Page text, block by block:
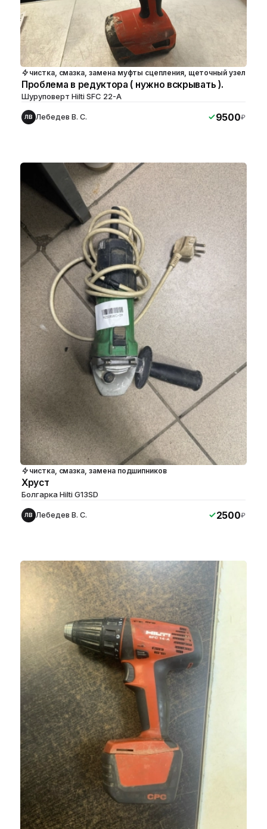
чистка, смазка, замена муфты сцепления, щеточный узел
Проблема в редуктора ( нужно вскрывать ).
Шуруповерт Hilti SFC 22-A
ЛВ Лебедев В. С. 9500₽
чистка, смазка, замена подшипников
Хруст
Болгарка Hilti G13SD
ЛВ Лебедев В. С. 2500₽